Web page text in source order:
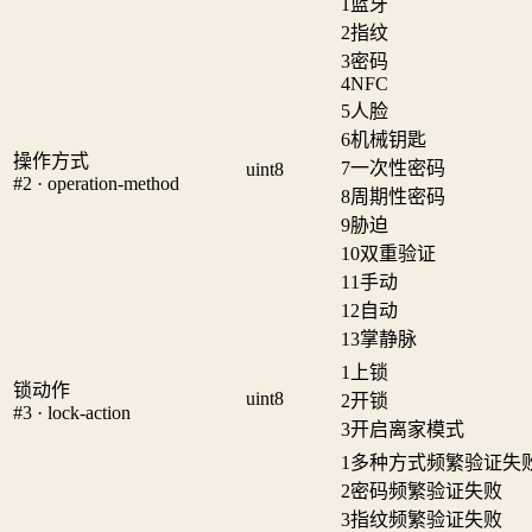
操作方式
#2 · operation-method
uint8
2指纹
3密码
4NFC
5人脸
6机械钥匙
7一次性密码
8周期性密码
9胁迫
10双重验证
11手动
12自动
13掌静脉
锁动作
#3 · lock-action
uint8
1
上锁
2开锁
3开启离家模式
1 多种方式频繁验证失
2密码频繁验证失败
3指纹频繁验证失败